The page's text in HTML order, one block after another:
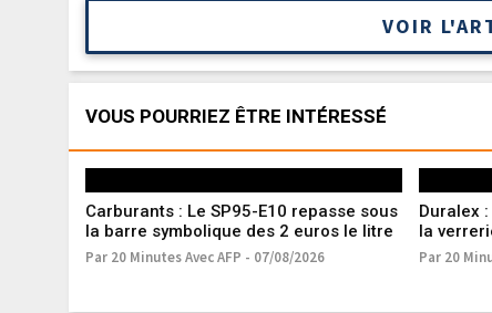
VOIR
VOUS POURRIEZ ÊTRE INTÉRESSÉ
Carburants : Le SP95-E10 repasse sous
la barre symbolique des 2 euros le litre
Par 20 Minutes Avec AFP - 07/08/2026
Duralex
la
Par 20